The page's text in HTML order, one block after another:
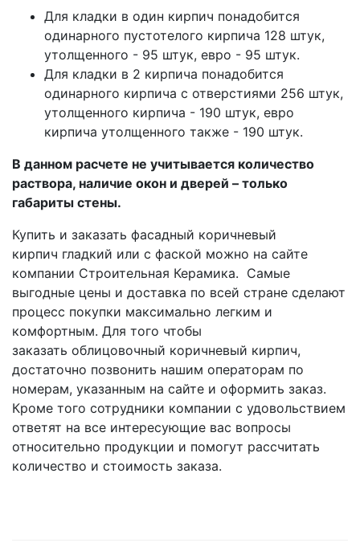
Для кладки в один кирпич понадобится
одинарного пустотелого кирпича 128 штук,
утолщенного - 95 штук, евро - 95 штук.
Для кладки в 2 кирпича понадобится
одинарного кирпича с отверстиями 256 штук,
утолщенного кирпича - 190 штук, евро
кирпича утолщенного также - 190 штук.
В данном расчете не учитывается количество
раствора, наличие окон и дверей – только
габариты стены.
Купить и заказать фасадный коричневый
кирпич гладкий или с фаской можно на сайте
компании Строительная Керамика. Самые
выгодные цены и доставка по всей стране сделают
процесс покупки максимально легким и
комфортным. Для того чтобы
заказать облицовочный коричневый кирпич,
достаточно позвонить нашим операторам по
номерам, указанным на сайте и оформить заказ.
Кроме того сотрудники компании с удовольствием
ответят на все интересующие вас вопросы
относительно продукции и помогут рассчитать
количество и стоимость заказа.